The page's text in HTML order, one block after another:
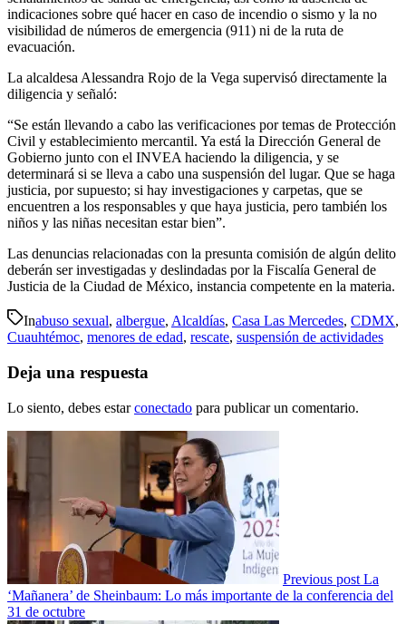
indicaciones sobre qué hacer en caso de incendio o sismo y la no
visibilidad de números de emergencia (911) ni de la ruta de
evacuación.
La alcaldesa Alessandra Rojo de la Vega supervisó directamente la
diligencia y señaló:
“Se están llevando a cabo las verificaciones por temas de Protección
Civil y establecimiento mercantil. Ya está la Dirección General de
Gobierno junto con el INVEA haciendo la diligencia, y se
determinará si se lleva a cabo una suspensión del lugar. Que se haga
justicia, por supuesto; si hay investigaciones y carpetas, que se
encuentren a los responsables y que haya justicia, pero también los
niños y las niñas necesitan estar bien”.
Las denuncias relacionadas con la presunta comisión de algún delito
deberán ser investigadas y deslindadas por la Fiscalía General de
Justicia de la Ciudad de México, instancia competente en la materia.
Inabuso sexual, albergue, Alcaldías, Casa Las Mercedes, CDMX,
Cuauhtémoc, menores de edad, rescate, suspensión de actividades
Deja una respuesta
Lo siento, debes estarconectado para publicar un comentario.
Previous post La
‘Mañanera’ de Sheinbaum: Lo más importante de la conferencia del
31 de octubre